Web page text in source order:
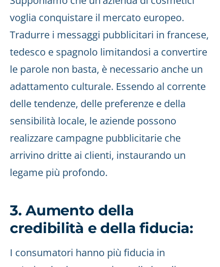
voglia conquistare il mercato europeo.
Tradurre i messaggi pubblicitari in francese,
tedesco e spagnolo limitandosi a convertire
le parole non basta, è necessario anche un
adattamento culturale. Essendo al corrente
delle tendenze, delle preferenze e della
sensibilità locale, le aziende possono
realizzare campagne pubblicitarie che
arrivino dritte ai clienti, instaurando un
legame più profondo.
3. Aumento della
credibilità e della fiducia:
I consumatori hanno più fiducia in